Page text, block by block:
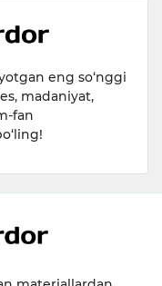
eng so‘nggi
madaniyat,
fan